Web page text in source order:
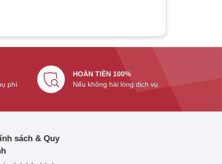
phí
HOÀN TIỀN 100%
Nếu không hài lòng dịch vụ
sách & Quy